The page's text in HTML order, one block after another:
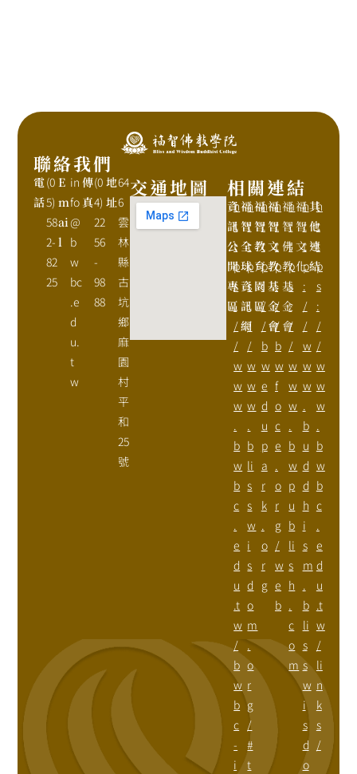
聯絡我們
電
話
(0
5)
58
2-
82
25
E
m
ai
l
in
fo
@
b
w
bc
.e
d
u.
t
w
傳
真
(0
4)
22
56
-
98
88
地
址
64
6
雲
林
縣
古
坑
鄉
麻
園
村
平
和
25
號
交通地圖 相關連結
資
訊
公
開
專
區
h
t
t
p
s
:
/
/
w
w
w
.
b
w
b
c
.
e
d
u
.t
w
/
b
w
b
c
-
i
福
智
全
球
資
訊
網
h
t
t
p
s
:
/
/
w
w
w
.
b
li
s
s
w
i
s
d
o
m
.
o
r
g
/
#
t
福
智
教
育
園
區
h
t
t
p
:
/
/
b
w
e
d
u
p
a
r
k
.
o
r
g
福
智
文
教
基
金
會
h
t
t
p
:
/
/
b
w
f
o
c
e
.
o
r
g
/
w
e
b
福
智
佛
教
基
金
會
h
t
t
p
s
:
/
/
w
w
w
.
b
w
p
u
b
li
s
h
.
c
o
m
福
智
文
化
h
t
t
p
:
/
/
w
w
w
.
b
u
d
d
h
i
s
m
.
b
li
s
s
w
i
s
d
o
其
他
連
結
h
t
t
p
s
:
/
/
w
w
w
.
b
w
b
c
.
e
d
u
.t
w
/
li
n
k
s
/